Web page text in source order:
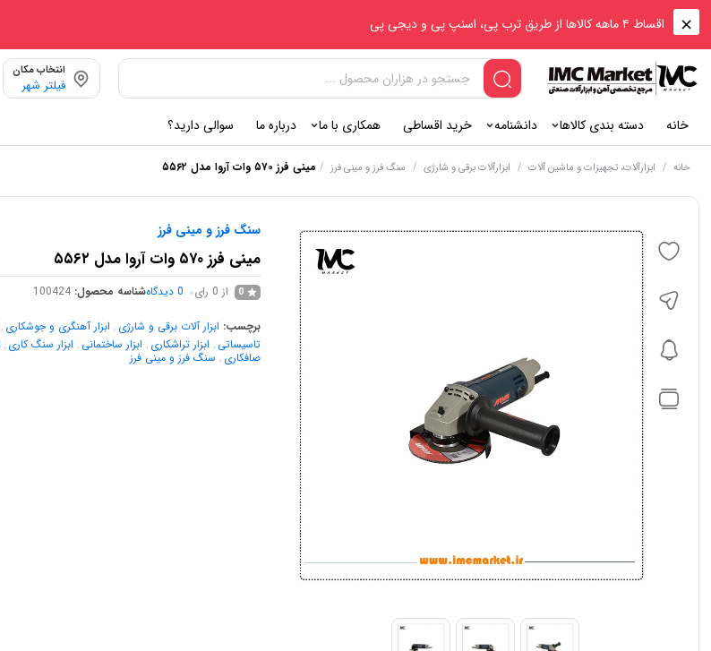
اقساط ۴ ماهه کالاها از طریق ترب پی، اسنپ پی و دیجی پی
انتخاب مکان
فیلتر شهر
خانه دسته بندی کالاها دانشنامه خرید اقساطی همکاری با ما درباره ما سوالی دارید؟
خانه / ابزارآلات، تجهیزات و ماشین آلات / ابزارآلات برقی و شارژی / سنگ فرز و مینی فرز / مینی فرز ۵۷۰ وات آروا مدل ۵۵۶۲
سنگ فرز و مینی فرز
مینی فرز ۵۷۰ وات آروا مدل ۵۵۶۲
0 از 0 رای 0 دیدگاهشناسه محصول:100424
برچسب: ابزار آلات برقی و شارژی , ابزار آهنگری و جوشکاری ,
تاسیساتی , ابزار تراشکاری , ابزار ساختمانی , ابزار سنگ کاری ,
صافکاری , سنگ فرز و مینی فرز